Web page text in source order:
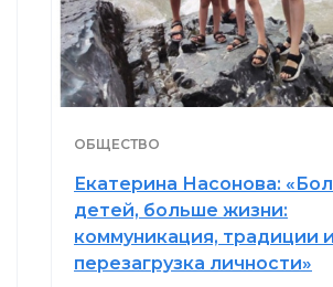
ОБЩЕСТВО
Екатерина Насонова:
детей, больше жизни:
коммуникация, традиции и
перезагрузка личности»